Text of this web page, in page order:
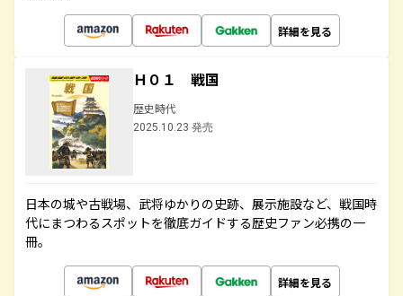
詳細を見る
Ｈ０１ 戦国
歴史時代
2025.10.23 発売
日本の城や古戦場、武将ゆかりの史跡、展示施設など、戦国時
代にまつわるスポットを徹底ガイドする歴史ファン必携の一
冊。
詳細を見る